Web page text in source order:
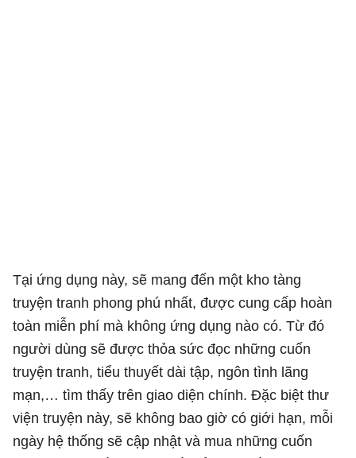
Tại ứng dụng này, sẽ mang đến một kho tàng
truyện tranh phong phú nhất, được cung cấp hoàn
toàn miễn phí mà không ứng dụng nào có. Từ đó
người dùng sẽ được thỏa sức đọc những cuốn
truyện tranh, tiểu thuyết dài tập, ngôn tình lãng
mạn,… tìm thấy trên giao diện chính. Đặc biệt thư
viện truyện này, sẽ không bao giờ có giới hạn, mỗi
ngày hệ thống sẽ cập nhật và mua những cuốn